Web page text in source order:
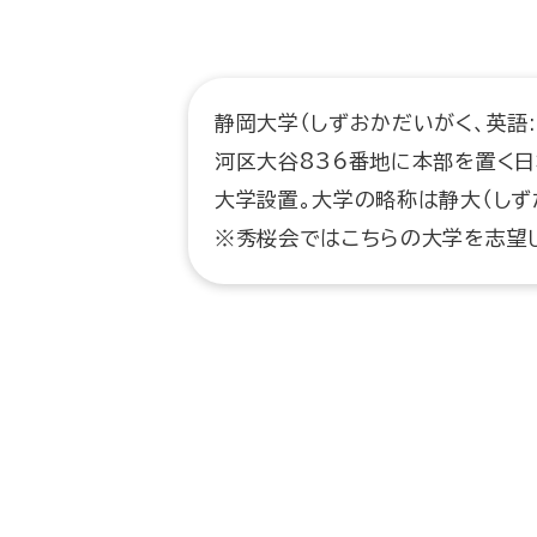
静岡大学（しずおかだいがく、
河区大谷836番地に本部を置く
大学設置。大学の略称は静大（しず
※秀桜会ではこちらの大学を志望